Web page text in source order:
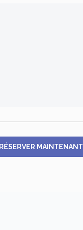
RÉSERVER MAINTENANT